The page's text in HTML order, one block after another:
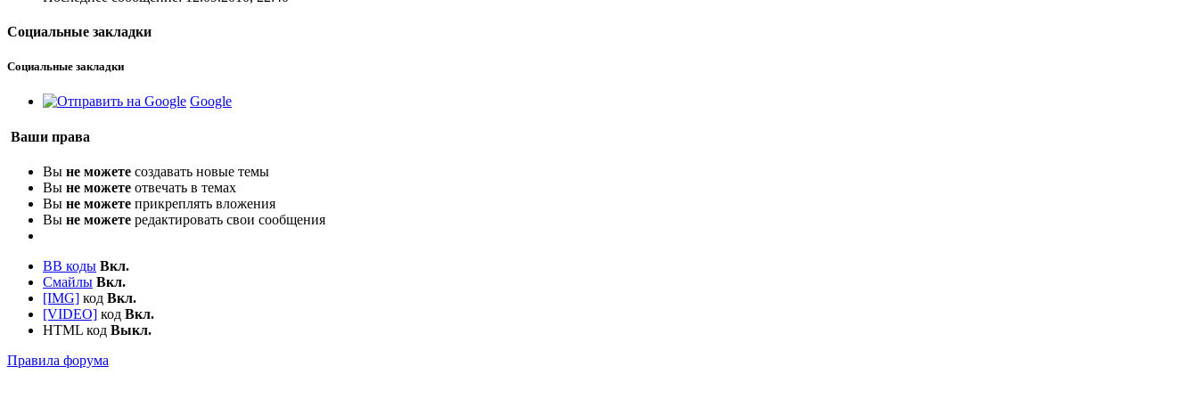
Социальные закладки
Социальные закладки
Google
Ваши права
Вы не можете создавать новые темы
Вы не можете отвечать в темах
Вы не можете прикреплять вложения
Вы не можете редактировать свои сообщения
BB коды Вкл.
Смайлы Вкл.
[IMG] код Вкл.
[VIDEO] код Вкл.
HTML код Выкл.
Правила форума